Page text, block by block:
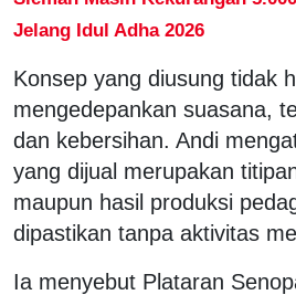
Jelang Idul Adha 2026
Konsep yang diusung tidak
mengedepankan suasana,
dan kebersihan. Andi
yang dijual merupakan
maupun hasil produksi
dipastikan tanpa aktivitas
Ia menyebut Plataran